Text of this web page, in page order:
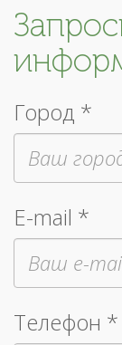
Город *
E-mail *
Телефон *